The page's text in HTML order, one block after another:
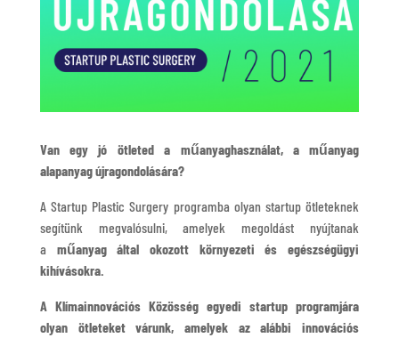
Van egy jó ötleted a műanyaghasználat, a műanyag
alapanyag újragondolására?
A Startup Plastic Surgery programba olyan startup ötleteknek
segítünk megvalósulni, amelyek megoldást nyújtanak
a műanyag által okozott környezeti és egészségügyi
kihívásokra.
A Klímainnovációs Közösség egyedi startup programjára
olyan ötleteket várunk, amelyek az alábbi innovációs